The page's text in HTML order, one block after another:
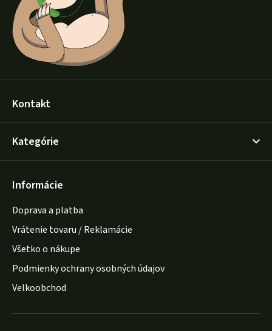
Kontakt
Kategórie
Informácie
Doprava a platba
Vrátenie tovaru / Reklamácie
Všetko o nákupe
Podmienky ochrany osobných údajov
Velkoobchod